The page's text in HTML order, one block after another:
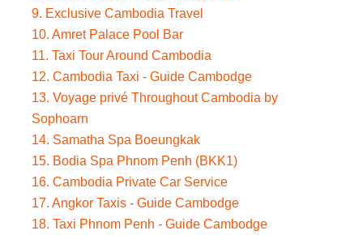
9. Exclusive Cambodia Travel
10. Amret Palace Pool Bar
11. Taxi Tour Around Cambodia
12. Cambodia Taxi - Guide Cambodge
13. Voyage privé Throughout Cambodia by
Sophoarn
14. Samatha Spa Boeungkak
15. Bodia Spa Phnom Penh (BKK1)
16. Cambodia Private Car Service
17. Angkor Taxis - Guide Cambodge
18. Taxi Phnom Penh - Guide Cambodge